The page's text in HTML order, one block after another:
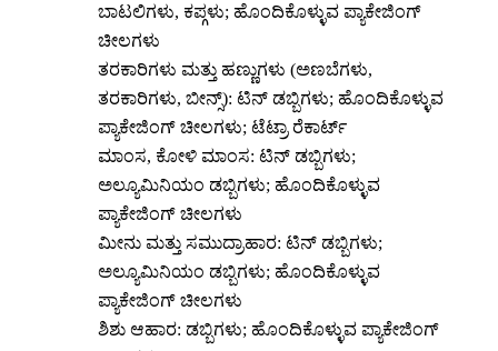
ಬಾಟಲಿಗಳು, ಕಪ್ಗಳು; ಹೊಂದಿಕೊಳ್ಳುವ ಪ್ಯಾಕೇಜಿಂಗ್
ಚೀಲಗಳು
ತರಕಾರಿಗಳು ಮತ್ತು ಹಣ್ಣುಗಳು (ಅಣಬೆಗಳು,
ತರಕಾರಿಗಳು, ಬೀನ್ಸ್): ಟಿನ್ ಡಬ್ಬಿಗಳು; ಹೊಂದಿಕೊಳ್ಳುವ
ಪ್ಯಾಕೇಜಿಂಗ್ ಚೀಲಗಳು; ಟೆಟ್ರಾ ರೆಕಾರ್ಟ್
ಮಾಂಸ, ಕೋಳಿ ಮಾಂಸ: ಟಿನ್ ಡಬ್ಬಿಗಳು;
ಅಲ್ಯೂಮಿನಿಯಂ ಡಬ್ಬಿಗಳು; ಹೊಂದಿಕೊಳ್ಳುವ
ಪ್ಯಾಕೇಜಿಂಗ್ ಚೀಲಗಳು
ಮೀನು ಮತ್ತು ಸಮುದ್ರಾಹಾರ: ಟಿನ್ ಡಬ್ಬಿಗಳು;
ಅಲ್ಯೂಮಿನಿಯಂ ಡಬ್ಬಿಗಳು; ಹೊಂದಿಕೊಳ್ಳುವ
ಪ್ಯಾಕೇಜಿಂಗ್ ಚೀಲಗಳು
ಶಿಶು ಆಹಾರ: ಡಬ್ಬಿಗಳು; ಹೊಂದಿಕೊಳ್ಳುವ ಪ್ಯಾಕೇಜಿಂಗ್